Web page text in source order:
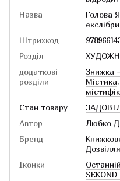
Назва
Голова
Штрихкод
Розділ
додаткові
розділи
Знижка
Містика,
Стан товару
Автор
Любко
Бренд
Іконки
SEKOND